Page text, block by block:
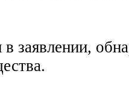
заявлении,